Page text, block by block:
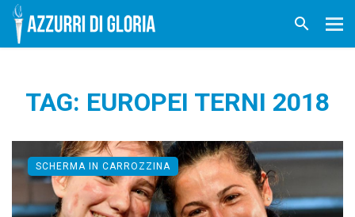
TAG: EUROPEI TERNI 2018
SCHERMA IN CARROZZINA